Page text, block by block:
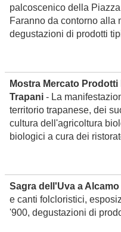
palcoscenico della
Faranno da contorno alla
degustazioni di prodotti
Mostra Mercato
Trapani - La
territorio trapanese, dei
cultura dell'agricoltura
biologici a cura dei
Sagra dell'Uva a Alcamo
e canti folcloristici,
'900, degustazioni di